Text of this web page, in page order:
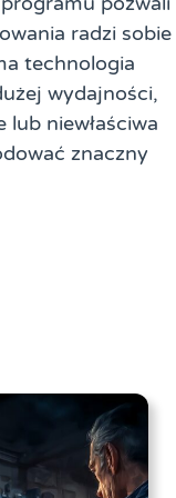
radzi sobie
technologia
wydajności,
niewłaściwa
znaczny